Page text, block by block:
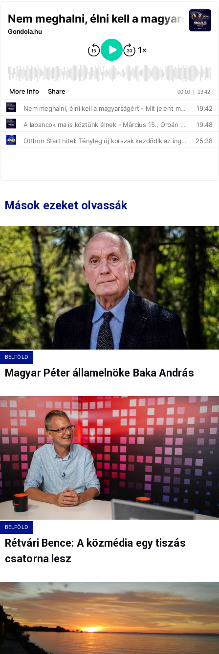
Mások ezeket olvassák
BELFÖLD
Magyar Péter államelnöke Baka András
BELFÖLD
Rétvári Bence: A közmédia egy tiszás
csatorna lesz